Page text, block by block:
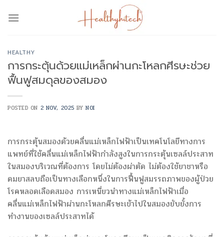
HEALTHY
การกระตุ้นด้วยแม่เหล็กผ่านกะโหลกศีรษะช่วย
ฟื้นฟูสมดุลของสมอง
POSTED ON 2 NOV, 2025 BYNOI
การกระตุ้นสมองด้วยคลื่นแม่เหล็กไฟฟ้าเป็นเทคโนโลยีทางการ
แพทย์ที่ใช้คลื่นแม่เหล็กไฟฟ้ากำลังสูงในการกระตุ้นเซลล์ประสาท
ในสมองบริเวณที่ต้องการ โดยไม่ต้องผ่าตัด ไม่ต้องใช้ยาชาหรือ
ดมยาสลบถือเป็นทางเลือกหนึ่งในการฟื้นฟูสมรรถภาพของผู้ป่วย
โรคหลอดเลือดสมอง การเหนี่ยวนำทางแม่เหล็กไฟฟ้าเมื่อ
คลื่นแม่เหล็กไฟฟ้าผ่านกะโหลกศีรษะเข้าไปในสมองยับยั้งการ
ทำงานของเซลล์ประสาทได้